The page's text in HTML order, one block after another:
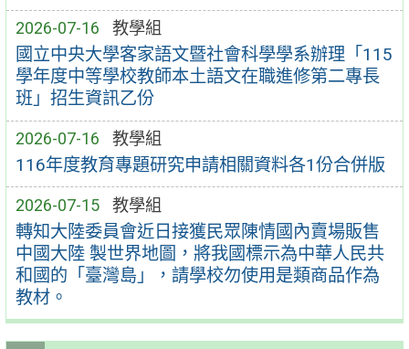
2026-07-16 教學組
國立中央大學客家語文暨社會科學學系辦理「115
學年度中等學校教師本土語文在職進修第二專長
班」招生資訊乙份
2026-07-16 教學組
116年度教育專題研究申請相關資料各1份合併版
2026-07-15 教學組
轉知大陸委員會近日接獲民眾陳情國內賣場販售
中國大陸 製世界地圖，將我國標示為中華人民共
和國的「臺灣島」，請學校勿使用是類商品作為
教材。